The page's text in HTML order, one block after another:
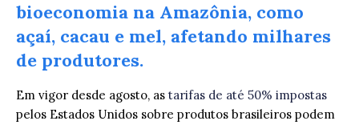
bioeconomia na Amazônia, como
açaí, cacau e mel, afetando milhares
de produtores.
Em vigor desde agosto, as tarifas de até 50% impostas
pelos Estados Unidos sobre produtos brasileiros podem